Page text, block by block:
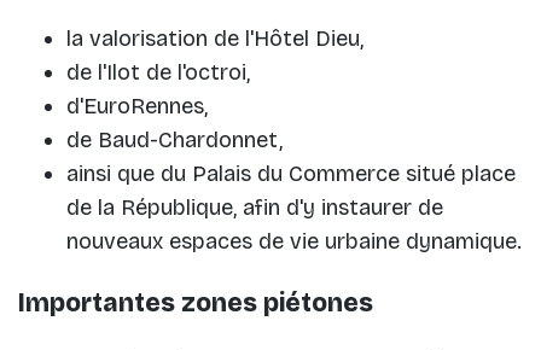
la valorisation de l'Hôtel Dieu,
de l'Ilot de l'octroi,
d'EuroRennes,
de Baud-Chardonnet,
ainsi que du Palais du Commerce situé place
de la République, afin d'y instaurer de
nouveaux espaces de vie urbaine dynamique.
Importantes zones piétones